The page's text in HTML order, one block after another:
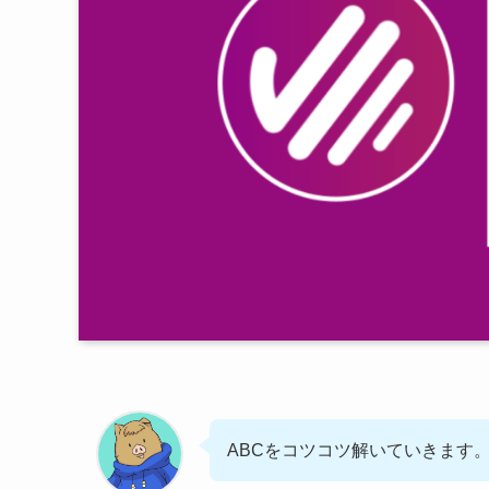
ABCをコツコツ解いていきます